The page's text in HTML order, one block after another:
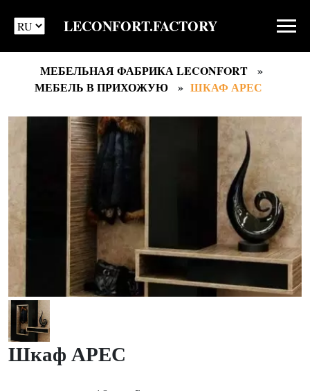
LECONFORT.FACTORY
МЕБЕЛЬНАЯ ФАБРИКА LECONFORT
МЕБЕЛЬ В ПРИХОЖУЮ
ШКАФ АРЕС
Шкаф АРЕС